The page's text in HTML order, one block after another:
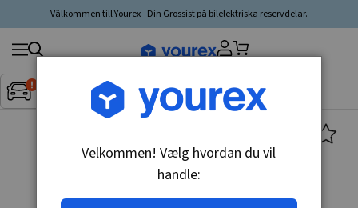
Välkommen till Yourex - Din Grossist på bilelektriska reservdelar.
Inget fordon valt▼
Søg
produkt,
producent,
Velkommen! Vælg hvordan du vil
handle: